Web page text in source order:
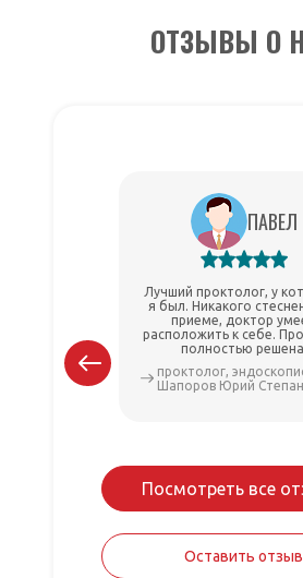
ОТЗЫВЫ О
ПАВЕЛ
Лучший проктолог, у
я был. Никакого
приеме, доктор
расположить к себе.
полностью
проктолог,
Шапоров Юрий
Посмотреть все
Оставить отзыв